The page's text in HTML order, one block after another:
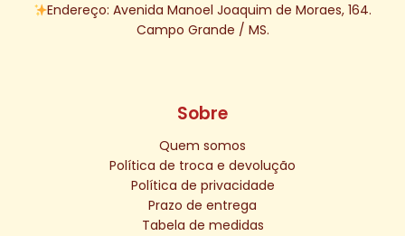
Endereço: Avenida Manoel Joaquim de Moraes, 164.
Campo Grande / MS.
Sobre
Quem somos
Política de troca e devolução
Política de privacidade
Prazo de entrega
Tabela de medidas